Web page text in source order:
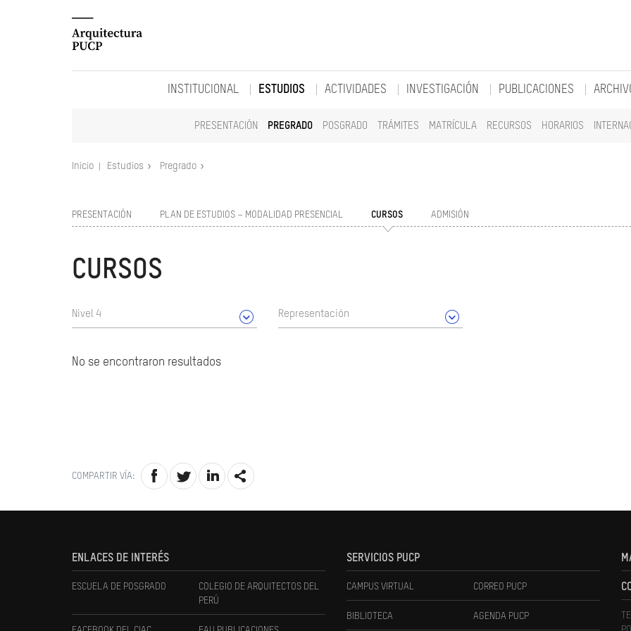
INSTITUCIONAL ESTUDIOS
PRESENTACIÓN PREGRADO POSGRADO TRÁMITES MATRÍCULA RECURSOS HORARIOS
ACTIVIDADES INVESTIGACIÓN PUBLICACIONES
Inicio Estudios Pregrado
PRESENTACIÓN PLAN DE ESTUDIOS – MODALIDAD PRESENCIAL CURSOS ADMISIÓN
CURSOS
Nivel 4 Representación
No se encontraron resultados
COMPARTIR VÍA:
ENLACES DE INTERÉS
ESCUELA DE POSGRADO
COLEGIO DE ARQUITECTOS DEL
PERÚ
SERVICIOS PUCP
CAMPUS VIRTUAL CORREO PUCP
BIBLIOTECA AGENDA PUCP